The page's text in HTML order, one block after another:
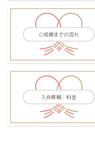
ご成婚までの流れ
入会資格・料金